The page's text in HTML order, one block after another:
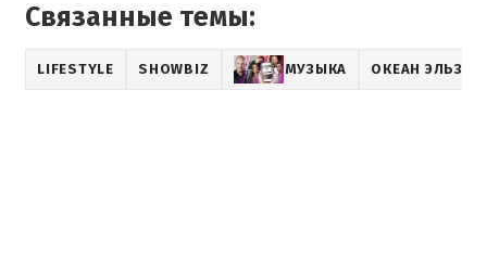
Связанные темы:
LIFESTYLE SHOWBIZ МУЗЫКА ОКЕАН ЭЛЬЗЫ